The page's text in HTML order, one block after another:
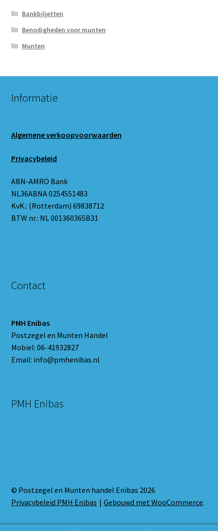
Bankbiljetten
Benodigheden voor munten
Munten
Informatie
Algemene verkoopvoorwaarden
Privacybeleid
ABN-AMRO Bank
NL36ABNA 0254551483
KvK.: (Rotterdam) 69838712
BTW nr.: NL 001360365B31
Contact
PMH Enibas
Postzegel en Munten Handel
Mobiel: 06-41932827
Email: info@pmhenibas.nl
PMH Enibas
© Postzegel en Munten handel Enibas 2026
Privacybeleid PMH Enibas
Gebouwd met WooCommerce.